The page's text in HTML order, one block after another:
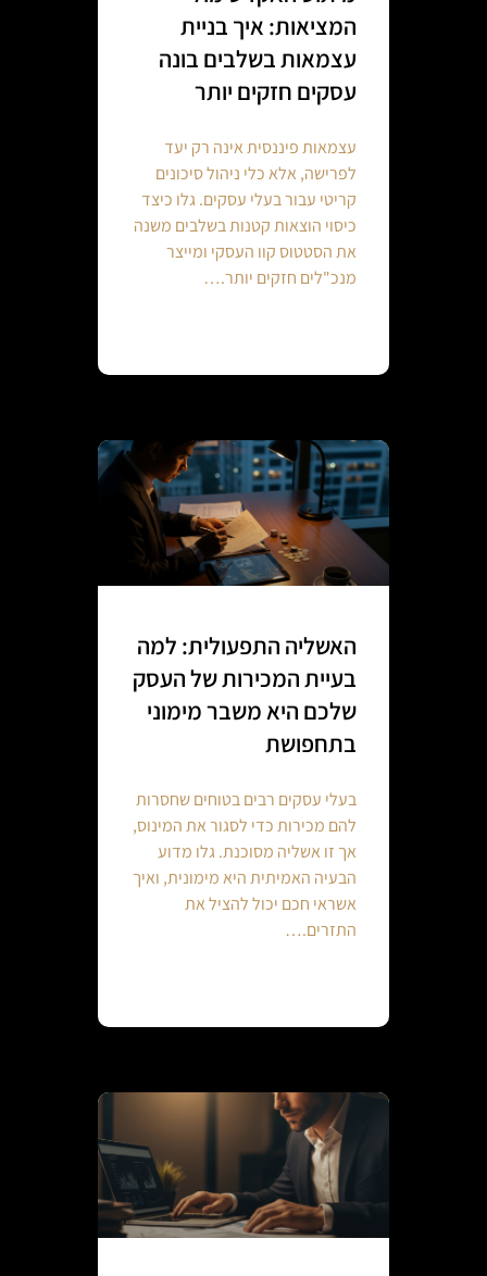
המציאות: איך בניית
עצמאות בשלבים בונה
עסקים חזקים יותר
עצמאות פיננסית אינה רק יעד
לפרישה, אלא כלי ניהול סיכונים
קריטי עבור בעלי עסקים. גלו כיצד
כיסוי הוצאות קטנות בשלבים משנה
את הסטטוס קוו העסקי ומייצר
מנכ"לים חזקים יותר.…
האשליה התפעולית: למה
בעיית המכירות של העסק
שלכם היא משבר מימוני
בתחפושת
בעלי עסקים רבים בטוחים שחסרות
להם מכירות כדי לסגור את המינוס,
אך זו אשליה מסוכנת. גלו מדוע
הבעיה האמיתית היא מימונית, ואיך
אשראי חכם יכול להציל את
התזרים.…